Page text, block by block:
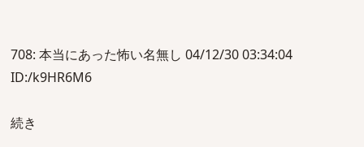
708: 本当にあった怖い名無し 04/12/30 03:34:04
ID:/k9HR6M6
続き